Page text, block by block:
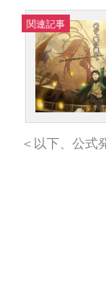
関連記事
＜以下、公式